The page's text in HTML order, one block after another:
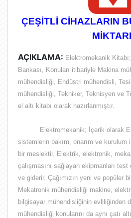
ÇEŞİTLİ CİHAZLARIN
MİKTARI
AÇIKLAMA: Elektromekanik
Bankası, Konuları itibariyle Makina
mühendisliği, Endüstri mühendisli,
mühendisliği, Tekniker, Teknisyen ve
el altı kitabı olarak hazırlanmıştır.
Elektromekanik; İçerik olarak
sistemlerin bakım, onarım ve kurulum
bir meslektir. Elektrik, elektronik,
çalışmasını sağlayan ekipmanları test
ve giderir. Çağımızın yeni ve popüler
Mekatronik mühendisliği makine,
bilgisayar mühendisliğinin evliliğinden
mühendisliği konularını da aynı çatı